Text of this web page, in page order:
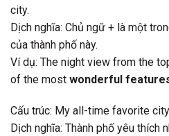
city.
Dịch nghĩa: Chủ ngữ + là một
của thành phố này.
Ví dụ: The night view from the
of the most wonderful
Cấu trúc: My all-time favorite
Dịch nghĩa: Thành phố yêu thích